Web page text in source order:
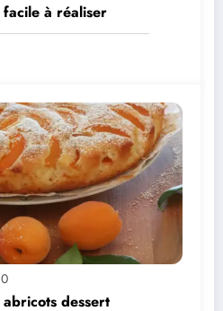
à réaliser
0
dessert